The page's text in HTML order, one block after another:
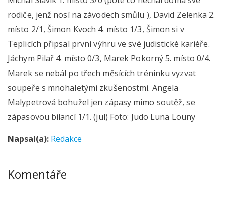
rodiče, jenž nosí na závodech smůlu ), David Zelenka 2.
místo 2/1, Šimon Kvoch 4. místo 1/3, Šimon si v
Teplicích připsal první výhru ve své judistické kariéře.
Jáchym Pilař 4. místo 0/3, Marek Pokorný 5. místo 0/4.
Marek se nebál po třech měsících tréninku vyzvat
soupeře s mnohaletými zkušenostmi. Angela
Malypetrová bohužel jen zápasy mimo soutěž, se
zápasovou bilancí 1/1. (jul) Foto: Judo Luna Louny
Napsal(a): Redakce
Komentáře